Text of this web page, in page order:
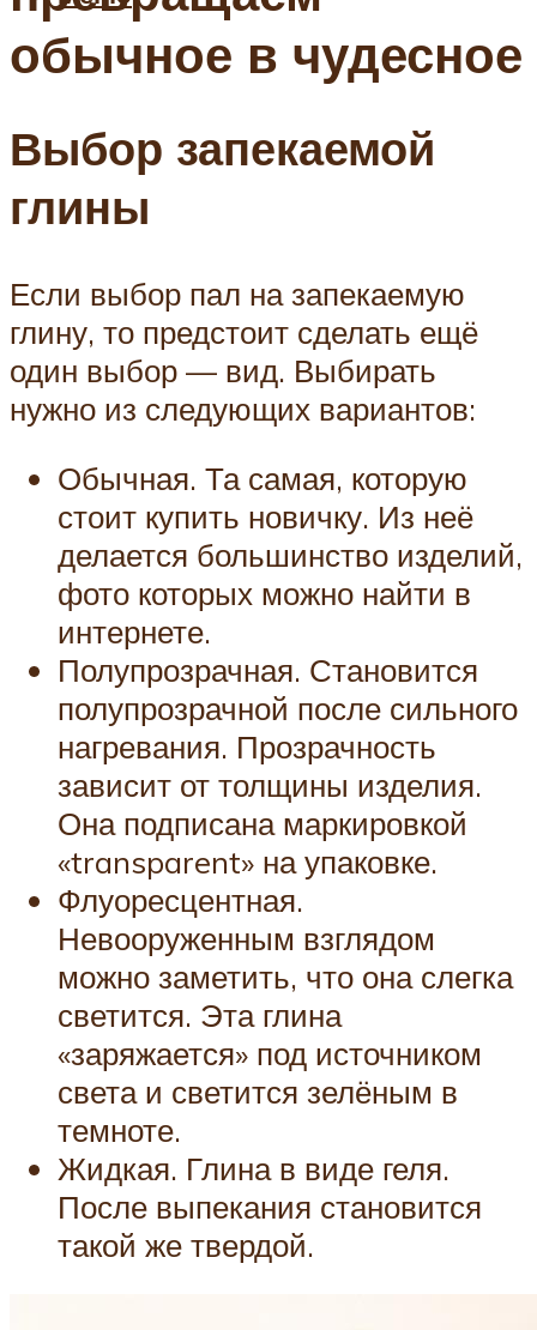
обычное в чудесное
Выбор запекаемой
глины
Если выбор пал на запекаемую
глину, то предстоит сделать ещё
один выбор — вид. Выбирать
нужно из следующих вариантов:
Обычная. Та самая, которую
стоит купить новичку. Из неё
делается большинство изделий,
фото которых можно найти в
интернете.
Полупрозрачная. Становится
полупрозрачной после сильного
нагревания. Прозрачность
зависит от толщины изделия.
Она подписана маркировкой
«transparent» на упаковке.
Флуоресцентная.
Невооруженным взглядом
можно заметить, что она слегка
светится. Эта глина
«заряжается» под источником
света и светится зелёным в
темноте.
Жидкая. Глина в виде геля.
После выпекания становится
такой же твердой.